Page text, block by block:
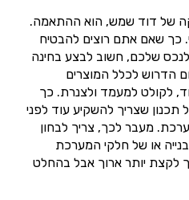
של דוד שמש, הוא ההתאמה.
כך שאם אתם רוצים להבטיח
שלכם, חשוב לבצע בחינה
הדרוש לכלל המוצרים
לקולט למעמד ולצנרת. כך
שצריך להשקיע עוד לפני
מעבר לכך, צריך לבחון
או של חלקי המערכת
לקצת יותר ארוך אבל בהחלט